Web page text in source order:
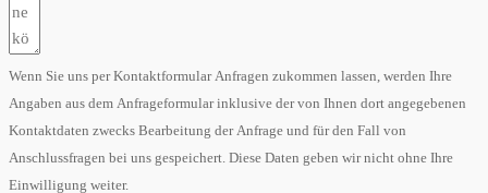
Ihre Nachricht an uns
Wenn Sie uns per Kontaktformular Anfragen zukommen lassen, werden Ihre